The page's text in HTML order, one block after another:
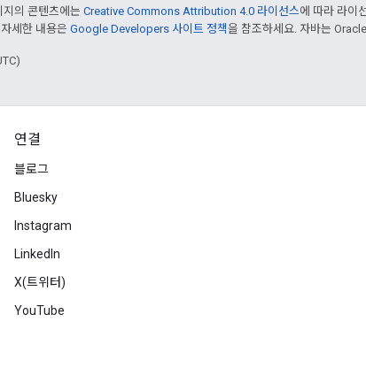
의 콘텐츠에는 Creative Commons Attribution 4.0 라이선스에 따라 라이
세한 내용은 Google Developers 사이트 정책을 참조하세요. 자바는
연결
블로그
Bluesky
Instagram
LinkedIn
X(트위터)
YouTube